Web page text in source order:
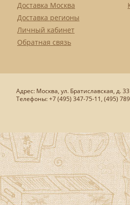
Доставка Москва
Доставка регионы
Личный кабинет
Обратная связь
Адрес: Москва, ул. Братиславская, д. 33
Телефоны: +7 (495) 347-75-11, (495)